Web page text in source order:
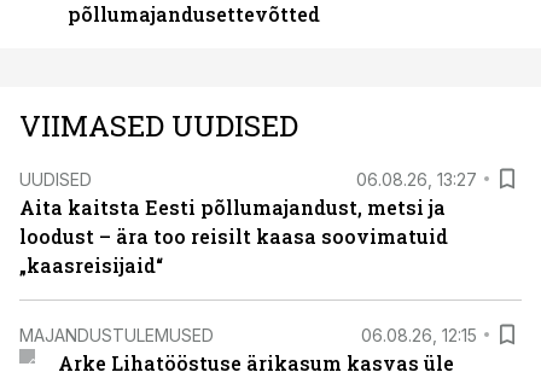
põllumajandusettevõtted
VIIMASED UUDISED
UUDISED 06.08.26, 13:27
Aita kaitsta Eesti põllumajandust, metsi ja
loodust – ära too reisilt kaasa soovimatuid
„kaasreisijaid“
MAJANDUSTULEMUSED 06.08.26, 12:15
Arke Lihatööstuse ärikasum kasvas üle